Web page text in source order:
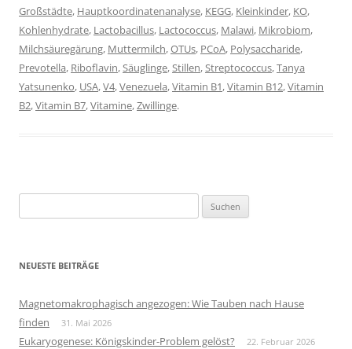
Großstädte, Hauptkoordinatenanalyse, KEGG, Kleinkinder, KO,
Kohlenhydrate, Lactobacillus, Lactococcus, Malawi, Mikrobiom,
Milchsäuregärung, Muttermilch,OTUs, PCoA, Polysaccharide,
Prevotella, Riboflavin,Säuglinge,Stillen,Streptococcus,Tanya
Yatsunenko, USA,V4,Venezuela,Vitamin B1,Vitamin B12,Vitamin
B2,Vitamin B7,Vitamine,Zwillinge.
nach:
NEUESTE BEITRÄGE
Magnetomakrophagisch angezogen: Wie Tauben nach Hause
finden
31. Mai 2026
Eukaryogenese: Königskinder-Problem gelöst? 22. Februar 2026